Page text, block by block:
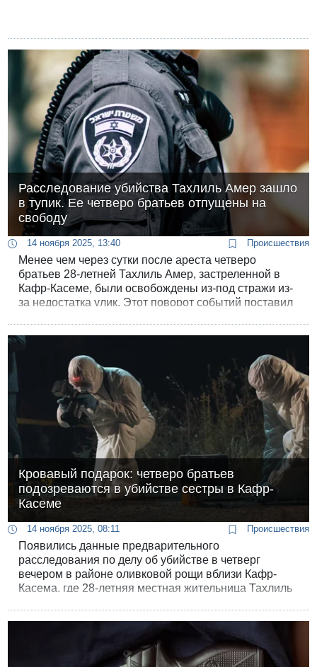
Расследование убийства Тахлиль Амер зашло
в тупик. Ее четверо братьев отпущены на
свободу
14 ноября 2025, 13:40 Происшествия
Менее чем через сутки после ареста четверо
братьев 28-летней Тахлиль Амер, застреленной в
Кафр-Касеме, были освобождены из-под стражи из-
за недостатка улик. Этот поворот событий поставил
Кровавый подарок: четверо братьев
подозреваются в убийстве сестры в Кафр-
Касеме
14 ноября 2025, 08:11 Происшествия
Появились данные предварительного
расследования по делу об убийстве в четверг
вечером в районе оливковой рощи вблизи Кафр-
Касема, где 28-летняя местная жительница Тахлиль